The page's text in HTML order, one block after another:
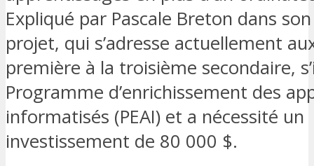
Expliqué par Pascale Breton dans
projet, qui s’adresse actuellement
première à la troisième secondaire,
Programme d’enrichissement des
informatisés (PEAI) et a nécessité un
investissement de 80 000 $.